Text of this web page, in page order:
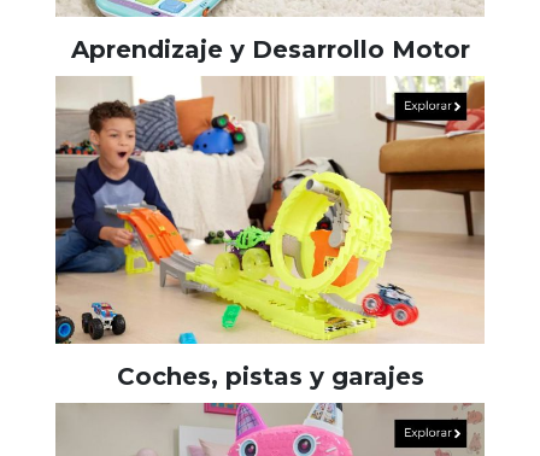
Aprendizaje y Desarrollo Motor
Coches, pistas y garajes